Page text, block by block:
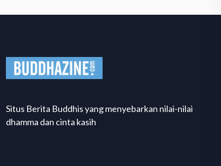
Situs Berita Buddhis yang menyebarkan nilai-nilai
dhamma dan cinta kasih